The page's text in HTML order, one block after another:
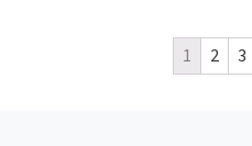
1 2 3